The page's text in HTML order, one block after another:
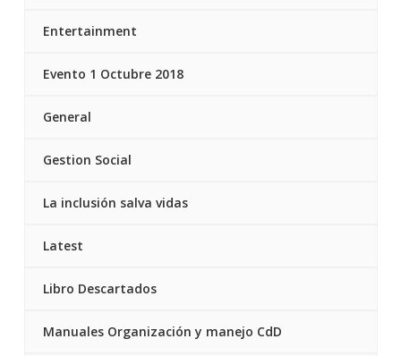
Entertainment
Evento 1 Octubre 2018
General
Gestion Social
La inclusión salva vidas
Latest
Libro Descartados
Manuales Organización y manejo CdD